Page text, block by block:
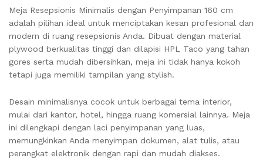
Meja Resepsionis Minimalis dengan Penyimpanan 160 cm
adalah pilihan ideal untuk menciptakan kesan profesional dan
modern di ruang resepsionis Anda. Dibuat dengan material
plywood berkualitas tinggi dan dilapisi HPL Taco yang tahan
gores serta mudah dibersihkan, meja ini tidak hanya kokoh
tetapi juga memiliki tampilan yang stylish.
Desain minimalisnya cocok untuk berbagai tema interior,
mulai dari kantor, hotel, hingga ruang komersial lainnya. Meja
ini dilengkapi dengan laci penyimpanan yang luas,
memungkinkan Anda menyimpan dokumen, alat tulis, atau
perangkat elektronik dengan rapi dan mudah diakses.